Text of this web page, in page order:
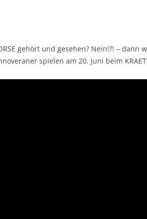
gehört und gesehen? Nein!?! – dann
spielen am 20. Juni beim